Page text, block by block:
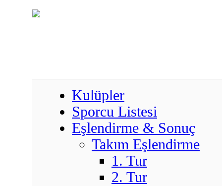
Kulüpler
Sporcu Listesi
Eşlendirme & Sonuç
Takım Eşlendirme
1. Tur
2. Tur